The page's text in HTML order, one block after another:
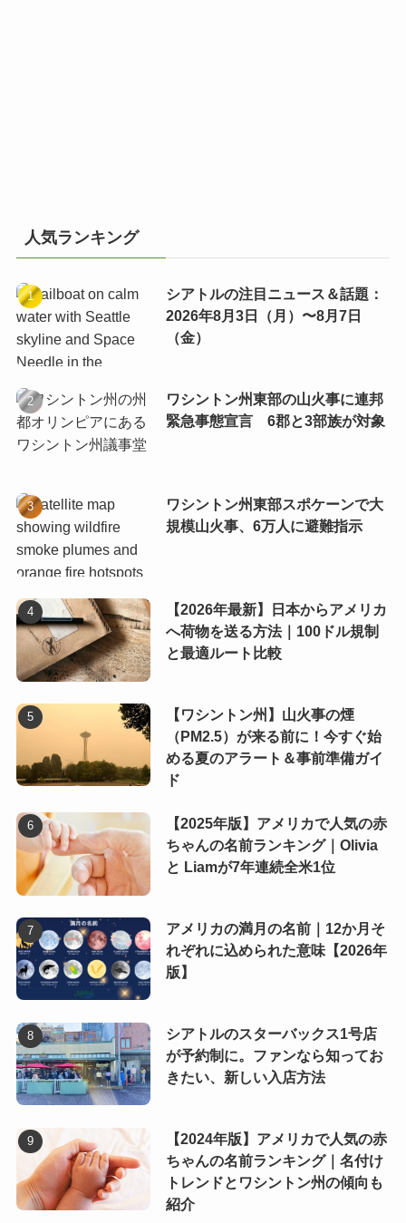
人気ランキング
シアトルの注目ニュース＆話題：
2026年8月3日（月）〜8月7日
（金）
ワシントン州東部の山火事に連邦
緊急事態宣言 6郡と3部族が対象
ワシントン州東部スポケーンで大
規模山火事、6万人に避難指示
【2026年最新】日本からアメリカ
へ荷物を送る方法｜100ドル規制
と最適ルート比較
【ワシントン州】山火事の煙
（PM2.5）が来る前に！今すぐ始
める夏のアラート＆事前準備ガイ
ド
【2025年版】アメリカで人気の赤
ちゃんの名前ランキング｜Olivia
と Liamが7年連続全米1位
アメリカの満月の名前｜12か月そ
れぞれに込められた意味【2026年
版】
シアトルのスターバックス1号店
が予約制に。ファンなら知ってお
きたい、新しい入店方法
【2024年版】アメリカで人気の赤
ちゃんの名前ランキング｜名付け
トレンドとワシントン州の傾向も
紹介